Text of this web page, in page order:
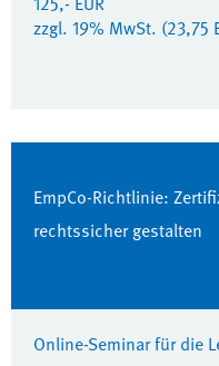
zzgl. 19% MwSt. (23,75
EmpCo-Richtlinie:
rechtssicher gestalten
Online-Seminar für die